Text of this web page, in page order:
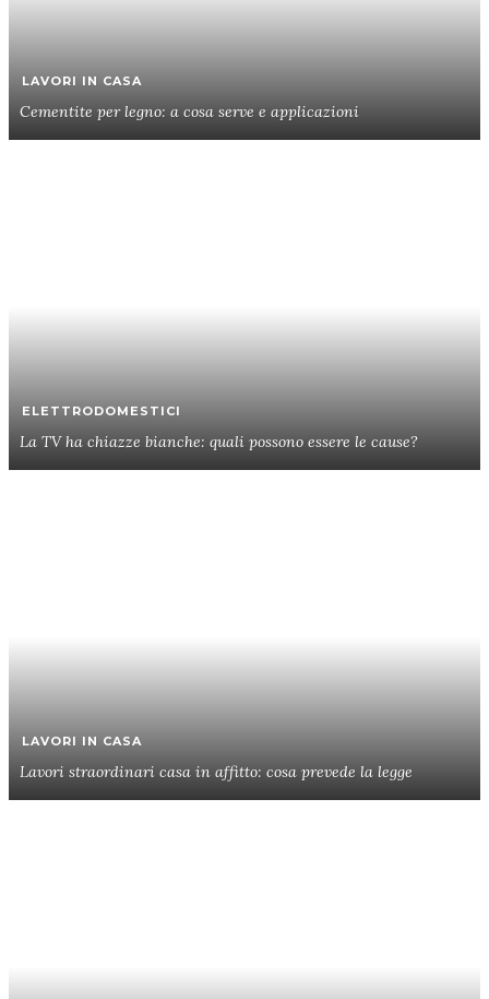
LAVORI IN CASA
Cementite per legno: a cosa serve e applicazioni
ELETTRODOMESTICI
La TV ha chiazze bianche: quali possono essere le cause?
LAVORI IN CASA
Lavori straordinari casa in affitto: cosa prevede la legge